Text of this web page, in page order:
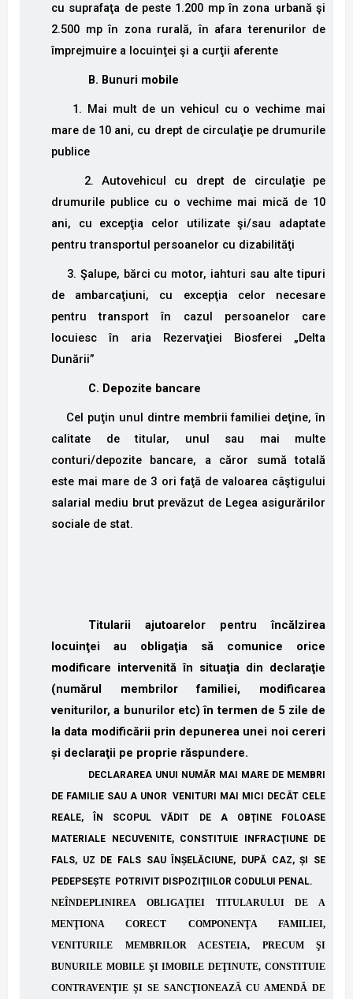
cu suprafaţa de peste 1.200 mp în zona urbană şi
2.500 mp în zona rurală, în afara terenurilor de
împrejmuire a locuinţei şi a curţii aferente
B. Bunuri mobile
1. Mai mult de un vehicul cu o vechime mai
mare de 10 ani, cu drept de circulaţie pe drumurile
publice
2. Autovehicul cu drept de circulaţie pe
drumurile publice cu o vechime mai mică de 10
ani, cu excepţia celor utilizate şi/sau adaptate
pentru transportul persoanelor cu dizabilităţi
3. Şalupe, bărci cu motor, iahturi sau alte tipuri
de ambarcaţiuni, cu excepţia celor necesare
pentru transport în cazul persoanelor care
locuiesc în aria Rezervaţiei Biosferei „Delta
Dunării”
C. Depozite bancare
Cel puţin unul dintre membrii familiei deţine, în
calitate de titular, unul sau mai multe
conturi/depozite bancare, a căror sumă totală
este mai mare de 3 ori faţă de valoarea câştigului
salarial mediu brut prevăzut de Legea asigurărilor
sociale de stat.
Titularii ajutoarelor pentru încălzirea
locuinţei au obligaţia să comunice orice
modificare intervenită în situaţia din declaraţie
(numărul membrilor familiei, modificarea
veniturilor, a bunurilor etc) în termen de 5 zile de
la data modificării prin depunerea unei noi cereri
şi declaraţii pe proprie răspundere.
DECLARAREA UNUI NUMĂR MAI MARE DE MEMBRI
DE FAMILIE SAU A UNOR VENITURI MAI MICI DECÂT CELE
REALE, ÎN SCOPUL VĂDIT DE A OBŢINE FOLOASE
MATERIALE NECUVENITE, CONSTITUIE INFRACŢIUNE DE
FALS, UZ DE FALS SAU ÎNŞELĂCIUNE, DUPĂ CAZ, ŞI SE
PEDEPSEŞTE POTRIVIT DISPOZIŢIILOR CODULUI PENAL.
NEÎNDEPLINIREA OBLIGAŢIEI TITULARULUI DE A
MENŢIONA CORECT COMPONENŢA FAMILIEI,
VENITURILE MEMBRILOR ACESTEIA, PRECUM ŞI
BUNURILE MOBILE ŞI IMOBILE DEŢINUTE, CONSTITUIE
CONTRAVENŢIE ŞI SE SANCŢIONEAZĂ CU AMENDĂ DE